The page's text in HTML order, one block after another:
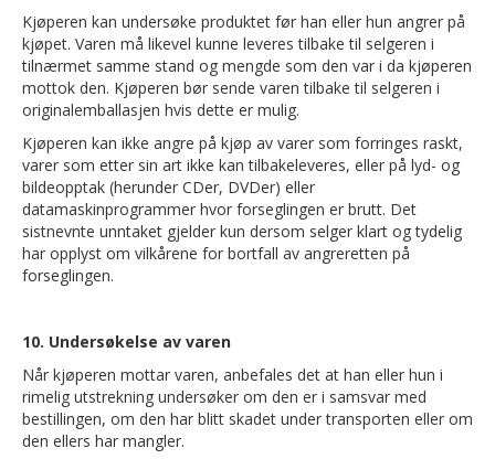
Kjøperen kan undersøke produktet før han eller hun angrer på
kjøpet. Varen må likevel kunne leveres tilbake til selgeren i
tilnærmet samme stand og mengde som den var i da kjøperen
mottok den. Kjøperen bør sende varen tilbake til selgeren i
originalemballasjen hvis dette er mulig.
Kjøperen kan ikke angre på kjøp av varer som forringes raskt,
varer som etter sin art ikke kan tilbakeleveres, eller på lyd- og
bildeopptak (herunder CDer, DVDer) eller
datamaskinprogrammer hvor forseglingen er brutt. Det
sistnevnte unntaket gjelder kun dersom selger klart og tydelig
har opplyst om vilkårene for bortfall av angreretten på
forseglingen.
10. Undersøkelse av varen
Når kjøperen mottar varen, anbefales det at han eller hun i
rimelig utstrekning undersøker om den er i samsvar med
bestillingen, om den har blitt skadet under transporten eller om
den ellers har mangler.